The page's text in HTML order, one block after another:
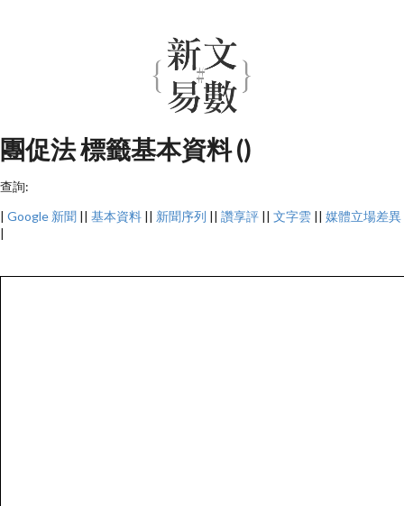
團促法 標籤基本資料 ()
查詢:
| Google 新聞 || 基本資料 || 新聞序列 || 讚享評 || 文字雲 || 媒體立場差異
|